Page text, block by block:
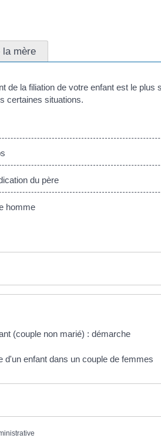
la mère
de la filiation de votre enfant est le plus
certaines situations.
du père
homme
(couple non marié) : démarche
d'un enfant dans un couple de femmes